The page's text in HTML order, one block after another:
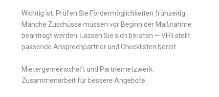
Wichtig ist: Prüfen Sie Fördermöglichkeiten frühzeitig.
Manche Zuschüsse müssen vor Beginn der Maßnahme
beantragt werden. Lassen Sie sich beraten — VFR stellt
passende Ansprechpartner und Checklisten bereit.
Mietergemeinschaft und Partnernetzwerk:
Zusammenarbeit für bessere Angebote